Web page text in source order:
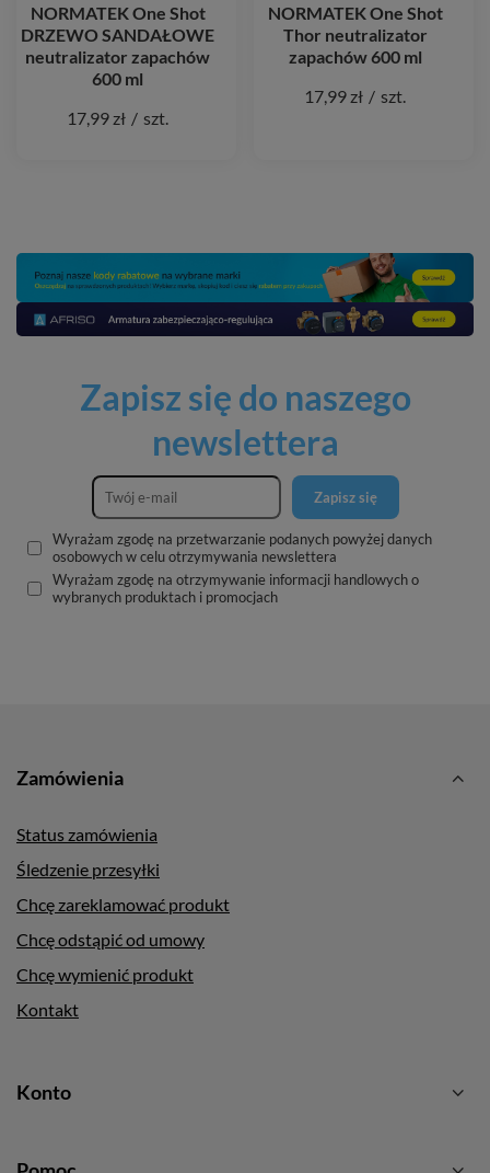
NORMATEK One Shot
DRZEWO SANDAŁOWE
neutralizator zapachów
600 ml
17,99 zł / szt.
NORMATEK One Shot
Thor neutralizator
zapachów 600 ml
17,99 zł / szt.
Zapisz się do naszego
newslettera
Zapisz się
Wyrażam zgodę na przetwarzanie podanych powyżej danych
osobowych w celu otrzymywania newslettera
Wyrażam zgodę na otrzymywanie informacji handlowych o
wybranych produktach i promocjach
Zamówienia
Status zamówienia
Śledzenie przesyłki
Chcę zareklamować produkt
Chcę odstąpić od umowy
Chcę wymienić produkt
Kontakt
Konto